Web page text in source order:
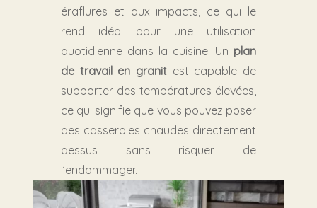
éraflures et aux impacts, ce qui le
rend idéal pour une utilisation
quotidienne dans la cuisine. Un plan
de travail en granit est capable de
supporter des températures élevées,
ce qui signifie que vous pouvez poser
des casseroles chaudes directement
dessus sans risquer de
l’endommager.